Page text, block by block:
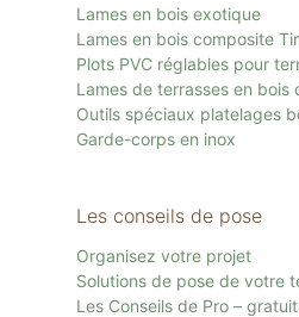
Lames en bois exotique
Lames en bois composite
Plots PVC réglables pour
Lames de terrasses en bois
Outils spéciaux platelages
Garde-corps en inox
Les conseils de pose
Organisez votre projet
Solutions de pose de votre
Les Conseils de Pro –